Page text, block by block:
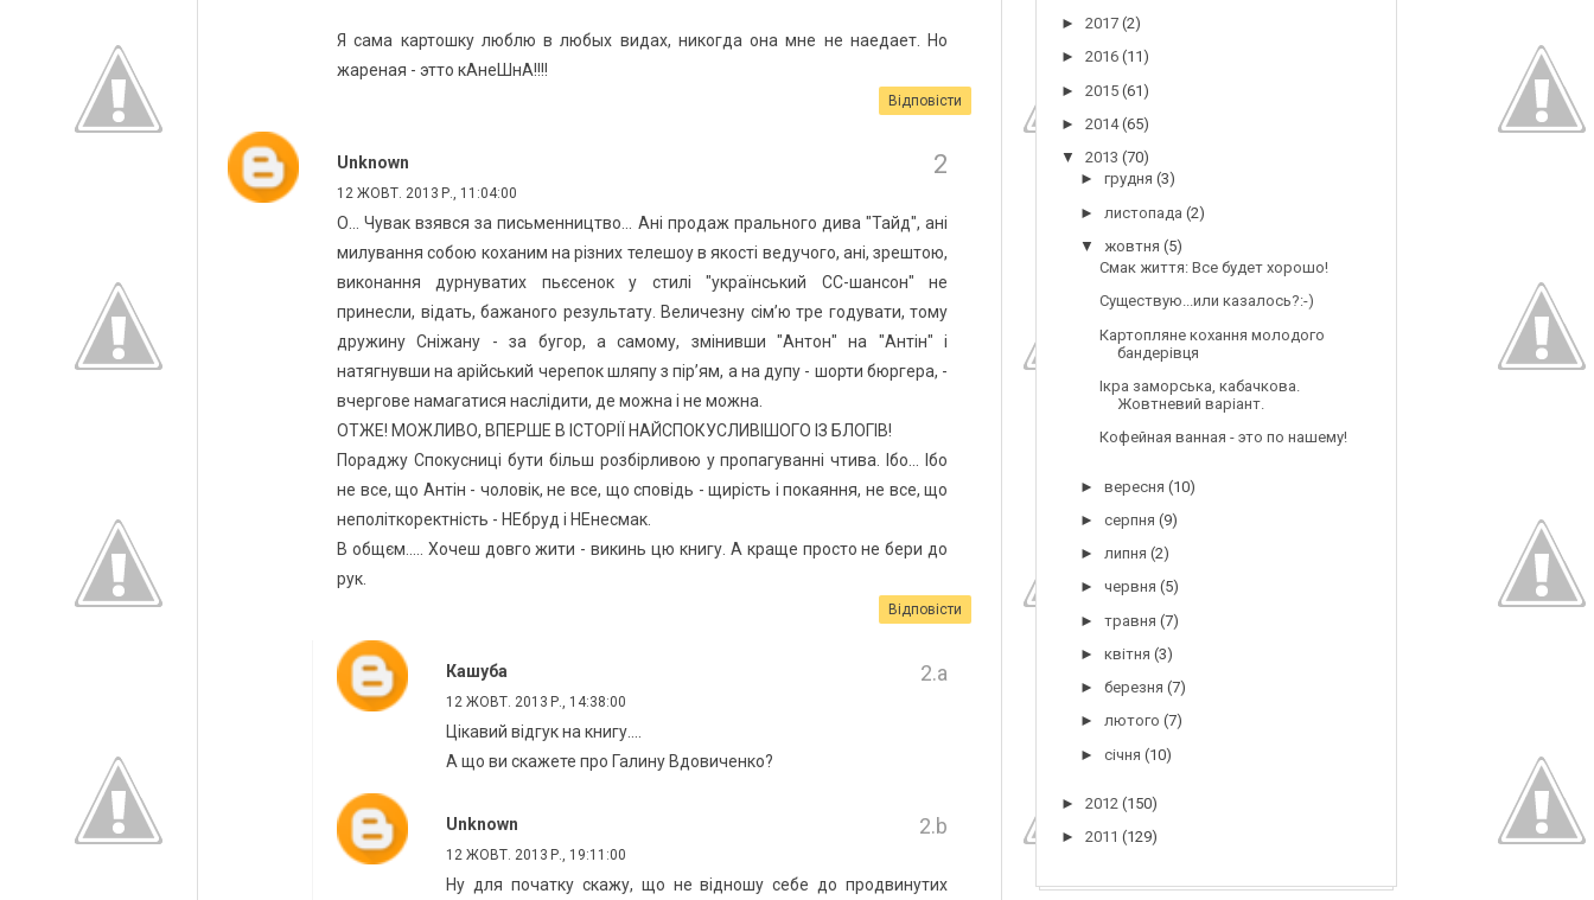
Я сама картошку люблю в любых видах, никогда она мне не наедает. Но
жареная - этто кАнеШнА!!!!
Відповісти
Unknown
12 ЖОВТ. 2013 Р., 11:04:00
О... Чувак взявся за письменництво... Ані продаж прального дива "Тайд", ані
милування собою коханим на різних телешоу в якості ведучого, ані, зрештою,
виконання дурнуватих пьєсенок у стилі "український СС-шансон" не
принесли, відать, бажаного результату. Величезну сім’ю тре годувати, тому
дружину Сніжану - за бугор, а самому, змінивши "Антон" на "Антін" і
натягнувши на арійський черепок шляпу з пір’ям, а на дупу - шорти бюргера, -
вчергове намагатися наслідити, де можна і не можна.
ОТЖЕ! МОЖЛИВО, ВПЕРШЕ В ІСТОРІЇ НАЙСПОКУСЛИВІШОГО ІЗ БЛОГІВ!
Пораджу Спокусниці бути більш розбірливою у пропагуванні чтива. Ібо... Ібо
не все, що Антін - чоловік, не все, що сповідь - щирість і покаяння, не все, що
неполіткоректність - НЕбруд і НЕнесмак.
В общєм..... Хочеш довго жити - викинь цю книгу. А краще просто не бери до
рук.
Відповісти
Кашуба
12 ЖОВТ. 2013 Р., 14:38:00
Цікавий відгук на книгу....
А що ви скажете про Галину Вдовиченко?
Unknown
12 ЖОВТ. 2013 Р., 19:11:00
Ну для початку скажу, що не відношу себе до продвинутих
►2017 (2)
►2016 (11)
►2015 (61)
►2014 (65)
▼
2013 (70)
► грудня (3)
► листопада (2)
▼
жовтня (5)
Смак життя: Все будет хорошо!
Существую...или казалось?:-)
Картопляне кохання молодого
бандерівця
Ікра заморська, кабачкова.
Жовтневий варіант.
Кофейная ванная - это по нашему!
► вересня (10)
► серпня (9)
► липня (2)
► червня (5)
► травня (7)
► квітня (3)
► березня (7)
► лютого (7)
► січня (10)
►2012 (150)
►2011 (129)